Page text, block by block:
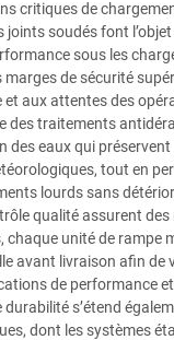
critiques de
soudés font
sous les
de sécurité
et aux attentes des
des traitements
des eaux qui préservent
tout en
lourds sans
qualité assurent des
unité de rampe
avant livraison afin de
de performance
durabilité s’étend
dont les systèmes